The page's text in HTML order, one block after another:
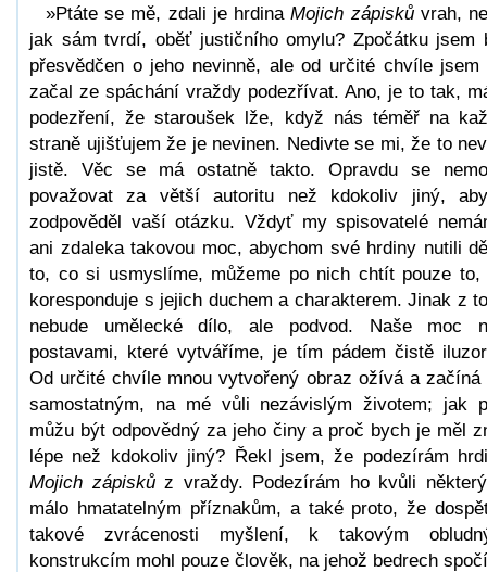
»Ptáte se mě, zdali je hrdinaMojich zápiskůvrah,
jak sám tvrdí, oběť justičního omylu? Zpočátku jsem
přesvědčen o jeho nevinně, ale od určité chvíle jsem
začal ze spáchání vraždy podezřívat. Ano, je to tak,
podezření, že staroušek lže, když nás téměř na
straně ujišťujem že je nevinen. Nedivte se mi, že to
jistě. Věc se má ostatně takto. Opravdu se
považovat za větší autoritu než kdokoliv jiný,
zodpověděl vaší otázku. Vždyť my spisovatelé
ani zdaleka takovou moc, abychom své hrdiny nutili
to, co si usmyslíme, můžeme po nich chtít pouze to,
koresponduje s jejich duchem a charakterem. Jinak z
nebude umělecké dílo, ale podvod. Naše moc
postavami, které vytváříme, je tím pádem čistě
Od určité chvíle mnou vytvořený obraz ožívá a začíná
samostatným, na mé vůli nezávislým životem; jak
můžu být odpovědný za jeho činy a proč bych je měl
lépe než kdokoliv jiný? Řekl jsem, že podezírám
Mojich zápiskůz vraždy. Podezírám ho kvůli
málo hmatatelným příznakům, a také proto, že
takové zvrácenosti myšlení, k takovým
konstrukcím mohl pouze člověk, na jehož bedrech